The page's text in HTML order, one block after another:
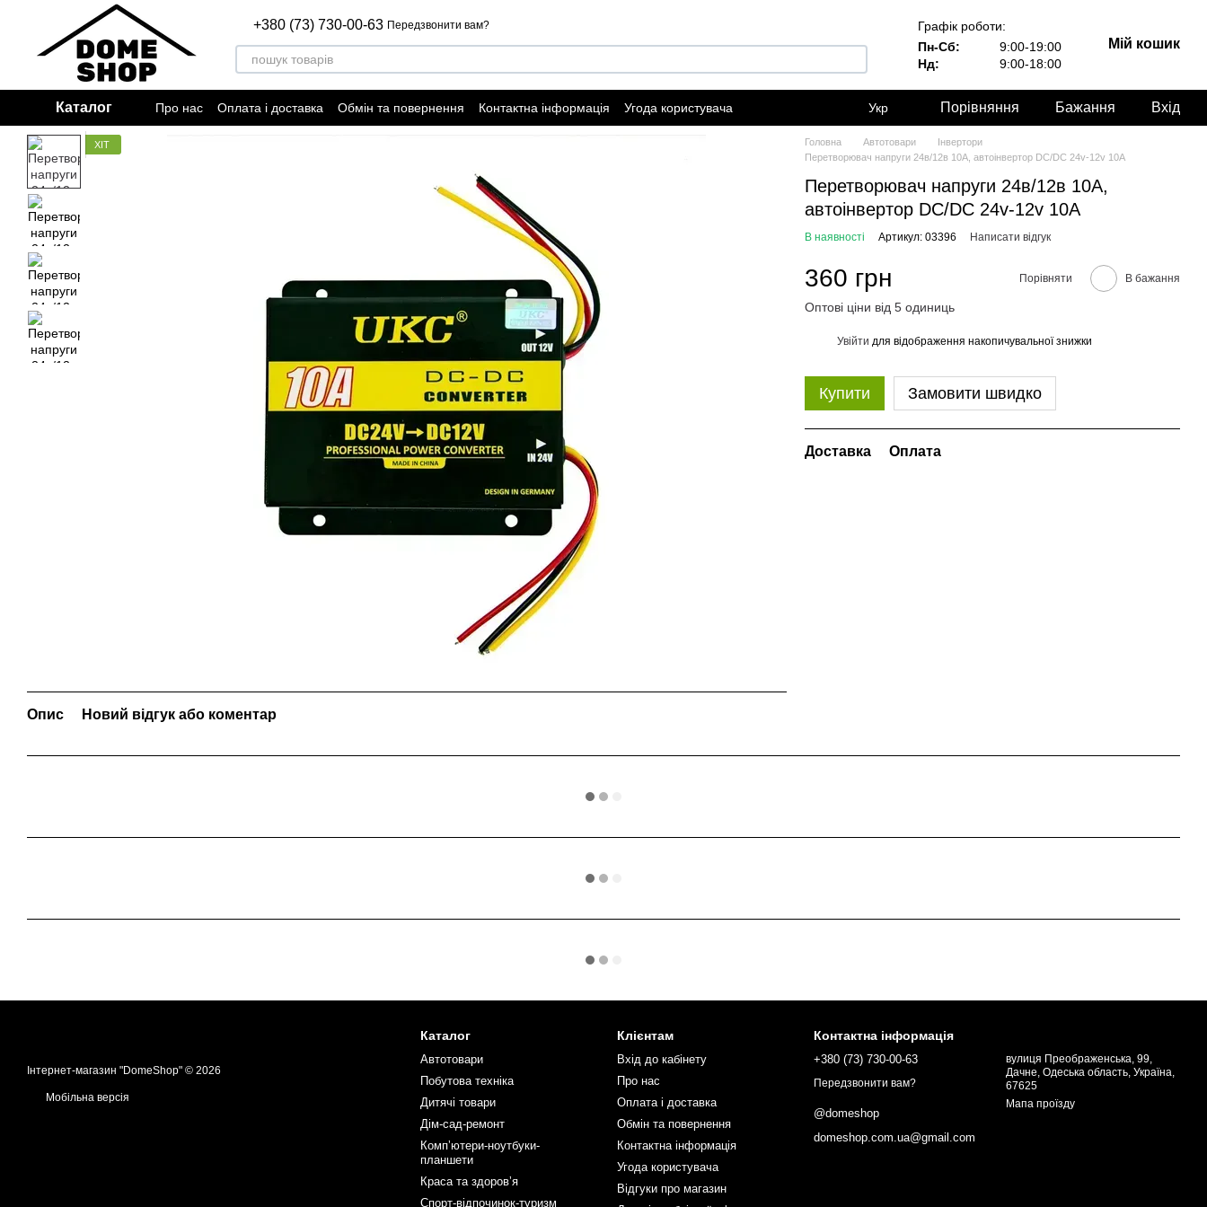
Перейти до основного контенту
+380 (73) 730-00-63 Передзвонити вам?
Графік роботи:
Пн-Сб:
9:00-19:00
Нд:
9:00-18:00
Мій кошик
Каталог Про нас Оплата і доставка Обмін та повернення Контактна інформація
Угода користувача
Відгуки про магазин
Договір публічної оферти
Укр Порівняння Бажання Вхід
ХІТ
Опис Новий відгук або коментар
Головна Автотовари
Інвертори
Перетворювач напруги 24в/12в 10А, автоінвертор DC/DC 24v-12v 10A
Перетворювач напруги 24в/12в 10А,
автоінвертор DC/DC 24v-12v 10A
В наявності Артикул: 03396 Написати відгук
360 грн Порівняти В бажання
Оптові ціни від 5 одиниць
Увійти для відображення накопичувальної знижки
Купити Замовити швидко
Доставка Оплата
Інтернет-магазин "DomeShop" © 2026
Мобільна версія
Каталог
Автотовари
Побутова техніка
Дитячі товари
Дім-сад-ремонт
Компʼютери-ноутбуки-
планшети
Краса та здоровʼя
Спорт-відпочинок-туризм
Клієнтам
Вхід до кабінету
Про нас
Оплата і доставка
Обмін та повернення
Контактна інформація
Угода користувача
Відгуки про магазин
Контактна інформація
+380 (73) 730-00-63
Передзвонити вам?
@domeshop
domeshop.com.ua@gmail.com
вулиця Преображенська, 99,
Дачне, Одеська область, Україна,
67625
Мапа проїзду